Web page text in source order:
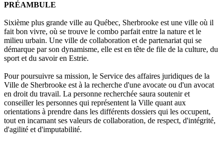
PRÉAMBULE
Sixième plus grande ville au Québec, Sherbrooke est une ville où il
fait bon vivre, où se trouve le combo parfait entre la nature et le
milieu urbain. Une ville de collaboration et de partenariat qui se
démarque par son dynamisme, elle est en tête de file de la culture, du
sport et du savoir en Estrie.
Pour poursuivre sa mission, le Service des affaires juridiques de la
Ville de Sherbrooke est à la recherche d'une avocate ou d'un avocat
en droit du travail. La personne recherchée saura soutenir et
conseiller les personnes qui représentent la Ville quant aux
orientations à prendre dans les différents dossiers qui les occupent,
tout en incarnant ses valeurs de collaboration, de respect, d'intégrité,
d'agilité et d'imputabilité.